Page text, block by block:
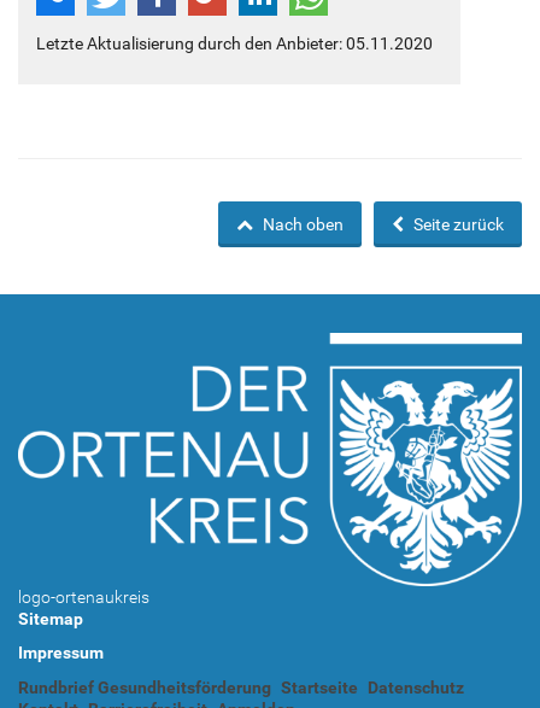
Letzte Aktualisierung durch den Anbieter: 05.11.2020
Seite zurück
Nach oben
logo-ortenaukreis
Sitemap
Impressum
Rundbrief Gesundheitsförderung Startseite
Datenschutz